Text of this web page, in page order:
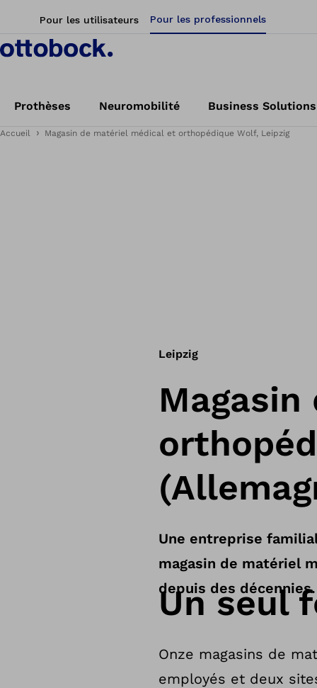
Pour les utilisateurs Pour les professionnels
Prothèses Neuromobilité Business Solutions
Accueil Magasin de matériel médical et orthopédique Wolf, Leipzig
Leipzig
Une entreprise
magasin de matériel
depuis des décennies.
Un seul
Onze magasins de
employés et deux